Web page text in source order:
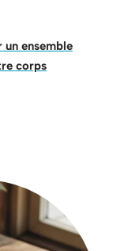
ensemble
corps